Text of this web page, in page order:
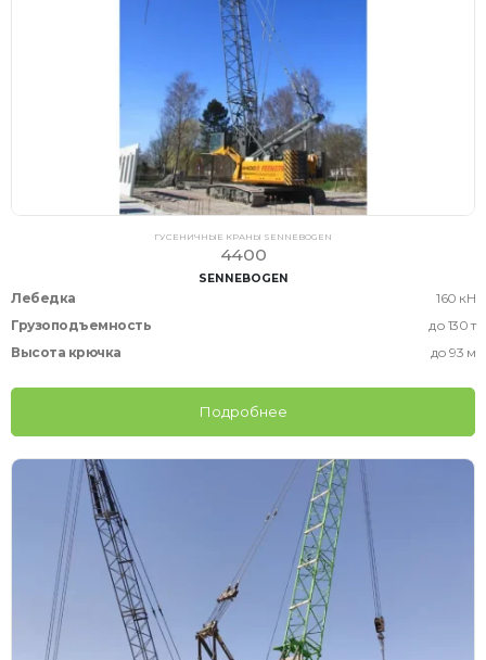
ГУСЕНИЧНЫЕ КРАНЫ SENNEBOGEN
4400
SENNEBOGEN
Лебедка
160 кН
Грузоподъемность
до 130 т
Высота крючка
до 93 м
Подробнее